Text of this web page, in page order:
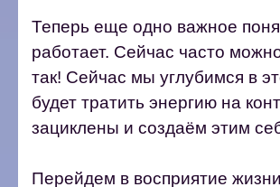
Теперь еще одно важное
работает. Сейчас часто
так! Сейчас мы углубимся в
будет тратить энергию на
зациклены и создаём этим
Перейдем в восприятие